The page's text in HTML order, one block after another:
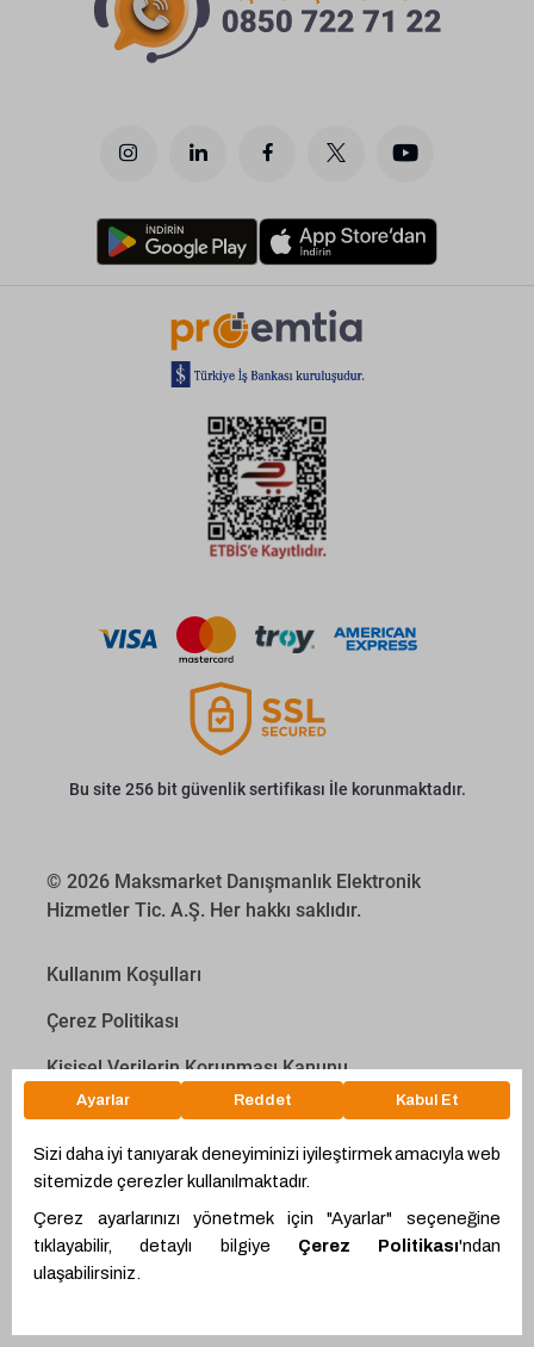
WhatsApp
Teklif Hattı
Bu site 256 bit güvenlik sertifikası İle korunmaktadır.
© 2026 Maksmarket Danışmanlık Elektronik
Hizmetler Tic. A.Ş. Her hakkı saklıdır.
Kullanım Koşulları
Çerez Politikası
Kişisel Verilerin Korunması Kanunu
İletişim Aydınlatma Metni
Proyakıt
Ödeme Hesaplama Aracı